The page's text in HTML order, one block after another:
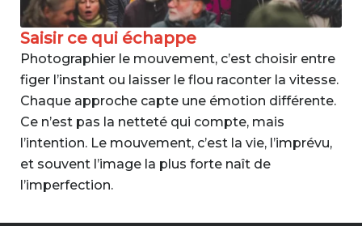
Saisir ce qui échappe
Photographier le mouvement, c’est choisir entre
figer l’instant ou laisser le flou raconter la vitesse.
Chaque approche capte une émotion différente.
Ce n’est pas la netteté qui compte, mais
l’intention. Le mouvement, c’est la vie, l’imprévu,
et souvent l’image la plus forte naît de
l’imperfection.